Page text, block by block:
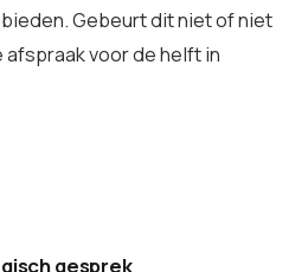
Gebeurt dit niet of niet
voor de helft in
gesprek